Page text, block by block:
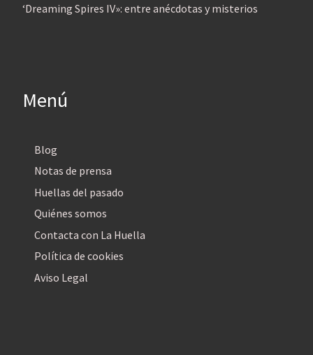
‘Dreaming Spires IV»: entre anécdotas y misterios
Menú
Blog
Notas de prensa
Huellas del pasado
Quiénes somos
Contacta con La Huella
Política de cookies
Aviso Legal